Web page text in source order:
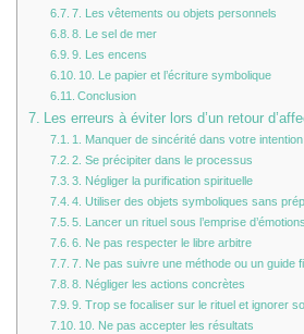
7. Les vêtements ou objets personnels
8. Le sel de mer
9. Les encens
10. Le papier et l’écriture symbolique
Conclusion
Les erreurs à éviter lors d’un retour
1. Manquer de sincérité dans votre intention
2. Se précipiter dans le processus
3. Négliger la purification spirituelle
4. Utiliser des objets symboliques sans
5. Lancer un rituel sous l’emprise
6. Ne pas respecter le libre arbitre
7. Ne pas suivre une méthode ou un guide
8. Négliger les actions concrètes
9. Trop se focaliser sur le rituel et ignorer
10. Ne pas accepter les résultats